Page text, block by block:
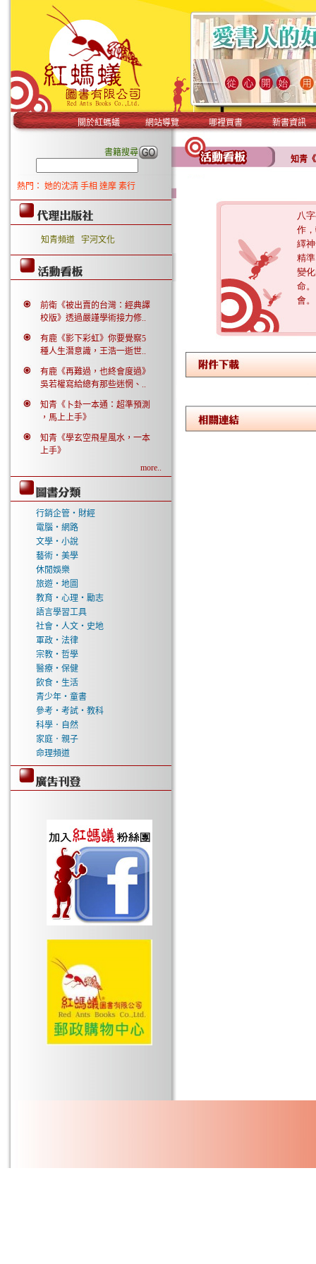
關於紅螞蟻 網站導覽 哪裡買書 新書資訊
書籍搜尋
熱門： 她的沈清 手相 達摩 素行
知青
知青頻道 宇河文化
前衛《被出賣的台灣：經典譯
校版》透過嚴謹學術接力修..
有鹿《影下彩虹》你要覺察5
種人生潛意識，王浩一逝世..
有鹿《再難過，也終會度過》
吳若權寫給總有那些迷惘、..
知青《卜卦一本通：超準預測
，馬上上手》
知青《學玄空飛星風水，一本
上手》
more..
行銷企管‧財經
電腦‧網路
文學‧小說
藝術‧美學
休閒娛樂
旅遊‧地圖
教育‧心理‧勵志
語言學習工具
社會‧人文‧史地
軍政‧法律
宗教‧哲學
醫療‧保健
飲食‧生活
青少年‧童書
參考‧考試‧教科
科學．自然
家庭．親子
命理頻道